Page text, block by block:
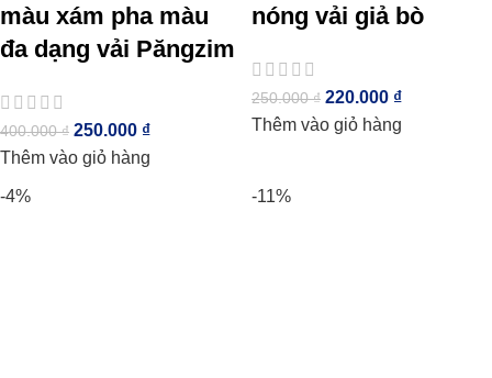
màu xám pha màu
đa dạng vải Păngzim
400.000₫ 250.000 ₫
Thêm vào giỏ hàng
nóng vải giả bò
250.000₫ 220.000 ₫
Thêm vào giỏ hàng
-4% -11%